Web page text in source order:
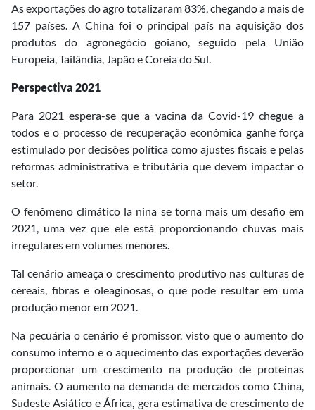
As exportações do agro totalizaram 83%, chegando a mais de
157 países. A China foi o principal país na aquisição dos
produtos do agronegócio goiano, seguido pela União
Europeia, Tailândia, Japão e Coreia do Sul.
Perspectiva 2021
Para 2021 espera-se que a vacina da Covid-19 chegue a
todos e o processo de recuperação econômica ganhe força
estimulado por decisões política como ajustes fiscais e pelas
reformas administrativa e tributária que devem impactar o
setor.
O fenômeno climático la nina se torna mais um desafio em
2021, uma vez que ele está proporcionando chuvas mais
irregulares em volumes menores.
Tal cenário ameaça o crescimento produtivo nas culturas de
cereais, fibras e oleaginosas, o que pode resultar em uma
produção menor em 2021.
Na pecuária o cenário é promissor, visto que o aumento do
consumo interno e o aquecimento das exportações deverão
proporcionar um crescimento na produção de proteínas
animais. O aumento na demanda de mercados como China,
Sudeste Asiático e África, gera estimativa de crescimento de